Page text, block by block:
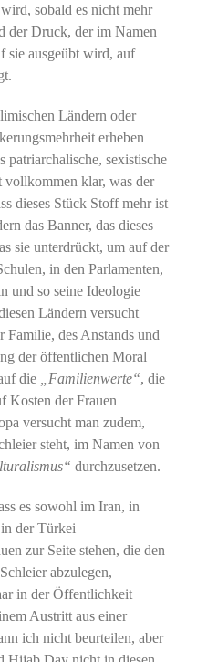
sobald es nicht mehr
der Druck, der im Namen
sie ausgeübt wird, auf
Ländern oder
erheben
patriarchalische, sexistische
klar, was der
dieses Stück Stoff mehr ist
das Banner, das dieses
sie unterdrückt, um auf der
in den Parlamenten,
und so seine Ideologie
Ländern versucht
Familie, des Anstands und
der öffentlichen Moral
die
„Familienwerte“, die
Kosten der Frauen
versucht man zudem,
steht, im Namen von
durchzusetzen.
es sowohl im Iran, in
der Türkei
zur Seite stehen, die den
abzulegen,
in der Öffentlichkeit
Austritt aus einer
ich nicht beurteilen, aber